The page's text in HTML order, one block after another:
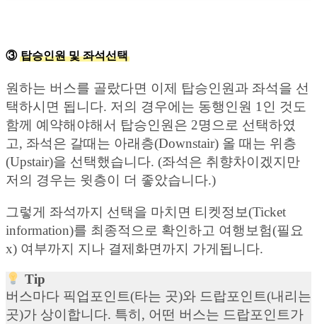
③ 탑승인원 및 좌석선택
원하는 버스를 골랐다면 이제 탑승인원과 좌석을 선
택하시면 됩니다. 저의 경우에는 동행인원 1인 것도
함께 예약해야해서 탑승인원은 2명으로 선택하였
고, 좌석은 갈때는 아래층(Downstair) 올 때는 위층
(Upstair)을 선택했습니다. (좌석은 취향차이겠지만
저의 경우는 윗층이 더 좋았습니다.)
그렇게 좌석까지 선택을 마치면 티켓정보(Ticket
information)를 최종적으로 확인하고 여행보험(필요
x) 여부까지 지나 결제화면까지 가게됩니다.
Tip
버스마다 픽업포인트(타는 곳)와 드랍포인트(내리는
곳)가 상이합니다. 특히, 어떤 버스는 드랍포인트가